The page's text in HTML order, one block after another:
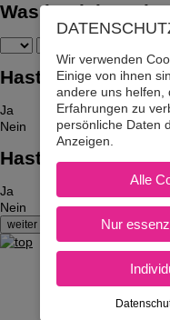
Was ist dein
Hast du bereits
Ja
Nein
Hast du bereits
Ja
Nein
Wir verwenden
Einige von ihnen
andere uns helfen,
Erfahrungen zu
persönliche Daten
Anzeigen.
Alle
Nur